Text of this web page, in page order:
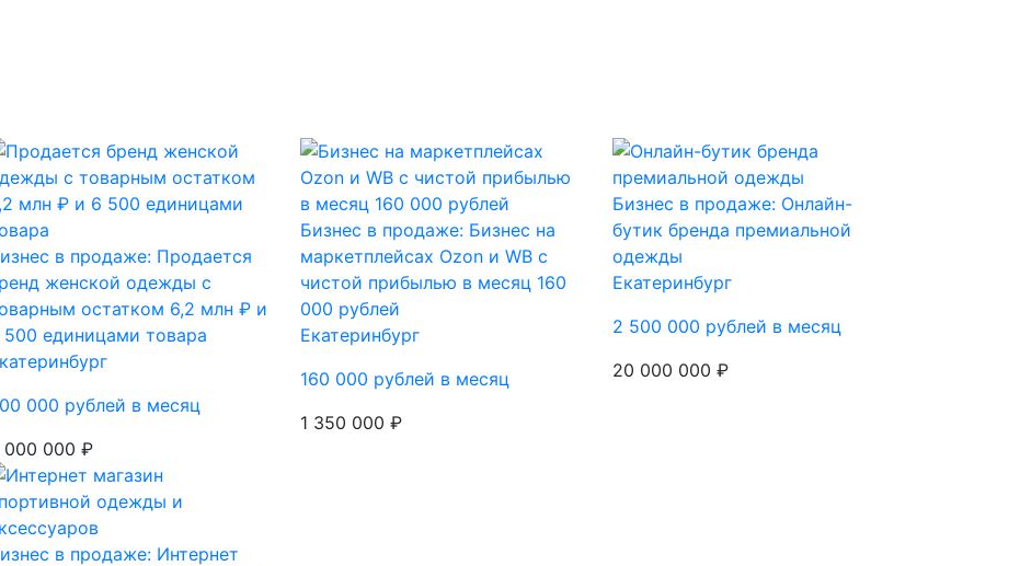
в продаже: Продается
женской одежды с
остатком 6,2 млн ₽ и
500 единицами товара
000 рублей в месяц
000 000 ₽
Бизнес в продаже: Бизнес на
маркетплейсах Ozon и WB с
чистой прибылью в месяц 160
000 рублей
Екатеринбург
160 000 рублей в месяц
1 350 000 ₽
Бизнес в продаже: Онлайн-
бутик бренда премиальной
одежды
Екатеринбург
2 500 000 рублей в месяц
20 000 000 ₽
в продаже: Интернет